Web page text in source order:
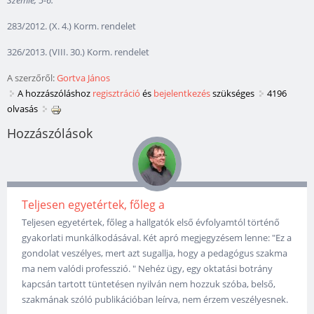
283/2012. (X. 4.) Korm. rendelet
326/2013. (VIII. 30.) Korm. rendelet
A szerzőről:Gortva János
A hozzászóláshoz regisztráció és bejelentkezésszükséges
4196
olvasás
Hozzászólások
Teljesen egyetértek, főleg a
Teljesen egyetértek, főleg a hallgatók első évfolyamtól történő
gyakorlati munkálkodásával. Két apró megjegyzésem lenne: "Ez a
gondolat veszélyes, mert azt sugallja, hogy a pedagógus szakma
ma nem valódi professzió. " Nehéz ügy, egy oktatási botrány
kapcsán tartott tüntetésen nyilván nem hozzuk szóba, belső,
szakmának szóló publikációban leírva, nem érzem veszélyesnek.